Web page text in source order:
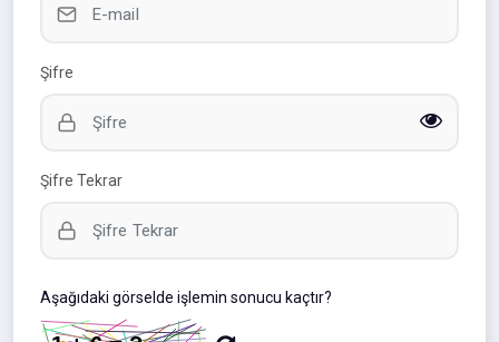
Şifre
Şifre Tekrar
Aşağıdaki görselde işlemin sonucu kaçtır?